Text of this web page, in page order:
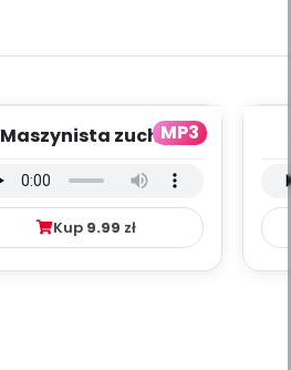
MP3
Maszynista zuch -
mp3)
Kup 9.99 zł